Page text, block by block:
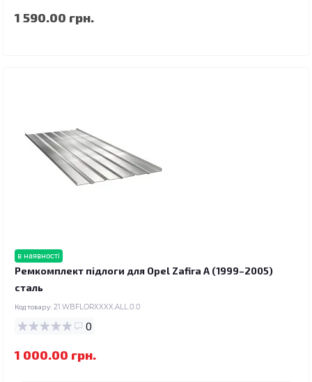
1 590.00 грн.
в наявності
Ремкомплект підлоги для Opel Zafira A (1999–2005)
сталь
Код товару: 21.WBFLORXXXX.ALL.0.0
0
1 000.00 грн.